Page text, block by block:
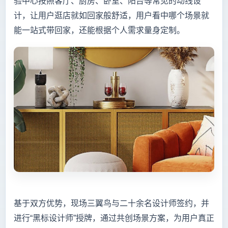
计，让用户逛店就如回家般舒适，用户看中哪个场景就
能一站式带回家，还能根据个人需求量身定制。
基于双方优势，现场三翼鸟与二十余名设计师签约，并
进行“黑标设计师”授牌，通过共创场景方案，为用户真正